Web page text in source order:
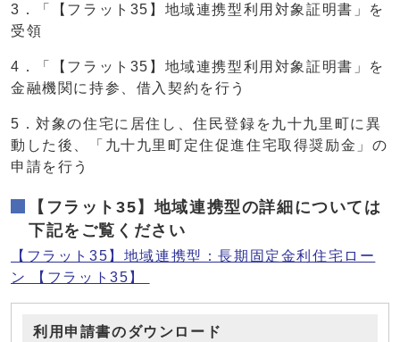
3．「【フラット35】地域連携型利用対象証明書」を
受領
4．「【フラット35】地域連携型利用対象証明書」を
金融機関に持参、借入契約を行う
5．対象の住宅に居住し、住民登録を九十九里町に異
動した後、「九十九里町定住促進住宅取得奨励金」の
申請を行う
【フラット35】地域連携型の詳細については
下記をご覧ください
【フラット35】地域連携型：長期固定金利住宅ロー
ン 【フラット35】
利用申請書のダウンロード